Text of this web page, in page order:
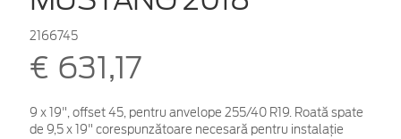
2166745
€ 631,17
9 x 19", offset 45, pentru anvelope 255/40 R19. Roată spate
de 9,5 x 19" corespunzătoare necesară pentru instalaţie